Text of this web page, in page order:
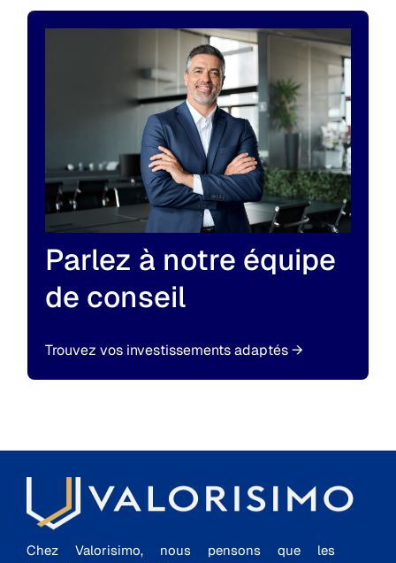
Parlez à notre équipe
de conseil
Trouvez vos investissements adaptés→
Chez Valorisimo, nous pensons que les